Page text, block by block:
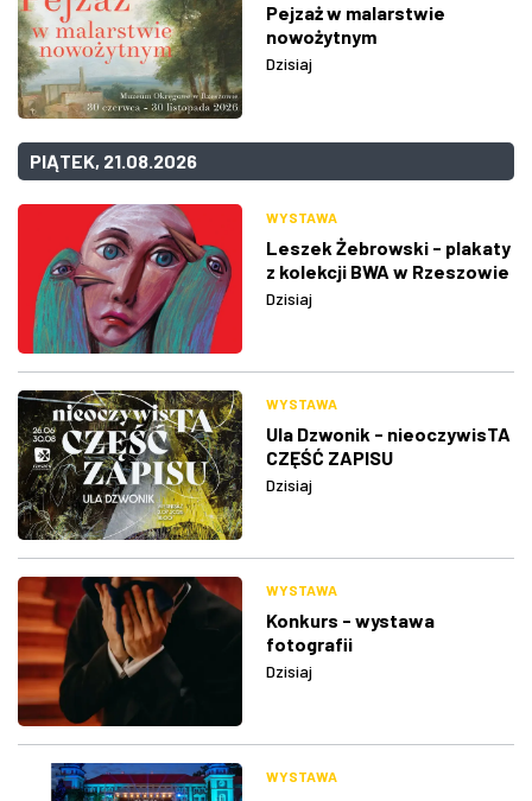
Pejzaż w malarstwie
nowożytnym
Dzisiaj
PIĄTEK, 21.08.2026
WYSTAWA
Leszek Żebrowski - plakaty
z kolekcji BWA w Rzeszowie
Dzisiaj
WYSTAWA
Ula Dzwonik - nieoczywisTA
CZĘŚĆ ZAPISU
Dzisiaj
WYSTAWA
Konkurs - wystawa
fotografii
Dzisiaj
WYSTAWA